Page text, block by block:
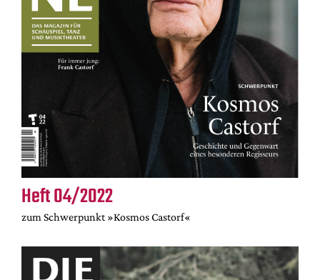
Heft 04/2022
zum Schwerpunkt »Kosmos Castorf«